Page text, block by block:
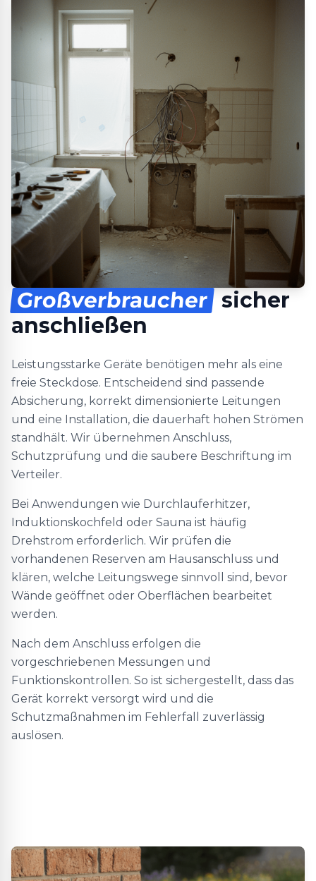
Großverbraucher sicher
anschließen
Leistungsstarke Geräte benötigen mehr als eine
freie Steckdose. Entscheidend sind passende
Absicherung, korrekt dimensionierte Leitungen
und eine Installation, die dauerhaft hohen Strömen
standhält. Wir übernehmen Anschluss,
Schutzprüfung und die saubere Beschriftung im
Verteiler.
Bei Anwendungen wie Durchlauferhitzer,
Induktionskochfeld oder Sauna ist häufig
Drehstrom erforderlich. Wir prüfen die
vorhandenen Reserven am Hausanschluss und
klären, welche Leitungswege sinnvoll sind, bevor
Wände geöffnet oder Oberflächen bearbeitet
werden.
Nach dem Anschluss erfolgen die
vorgeschriebenen Messungen und
Funktionskontrollen. So ist sichergestellt, dass das
Gerät korrekt versorgt wird und die
Schutzmaßnahmen im Fehlerfall zuverlässig
auslösen.